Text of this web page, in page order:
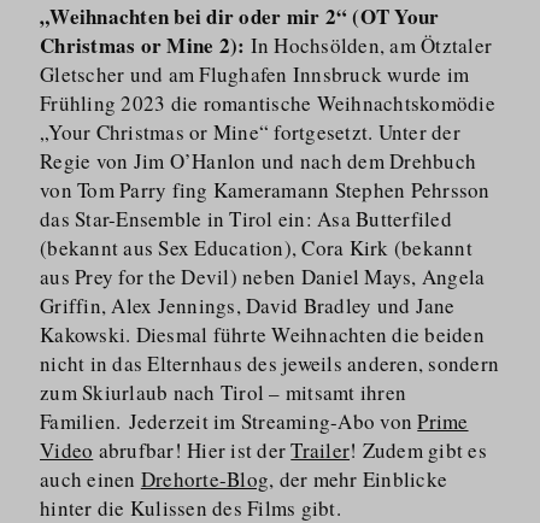
„Weihnachten bei dir oder mir 2“ (OT Your
Christmas or Mine 2): In Hochsölden, am Ötztaler
Gletscher und am Flughafen Innsbruck wurde im
Frühling 2023 die romantische Weihnachtskomödie
„Your Christmas or Mine“ fortgesetzt. Unter der
Regie von Jim O’Hanlon und nach dem Drehbuch
von Tom Parry fing Kameramann Stephen Pehrsson
das Star-Ensemble in Tirol ein: Asa Butterfiled
(bekannt aus Sex Education), Cora Kirk (bekannt
aus Prey for the Devil) neben Daniel Mays, Angela
Griffin, Alex Jennings, David Bradley und Jane
Kakowski. Diesmal führte Weihnachten die beiden
nicht in das Elternhaus des jeweils anderen, sondern
zum Skiurlaub nach Tirol – mitsamt ihren
Familien. Jederzeitim Streaming-Abo vonPrime
Video abrufbar! Hier ist derTrailer! Zudem gibt es
auch einen Drehorte-Blog, der mehr Einblicke
hinter die Kulissen des Films gibt.